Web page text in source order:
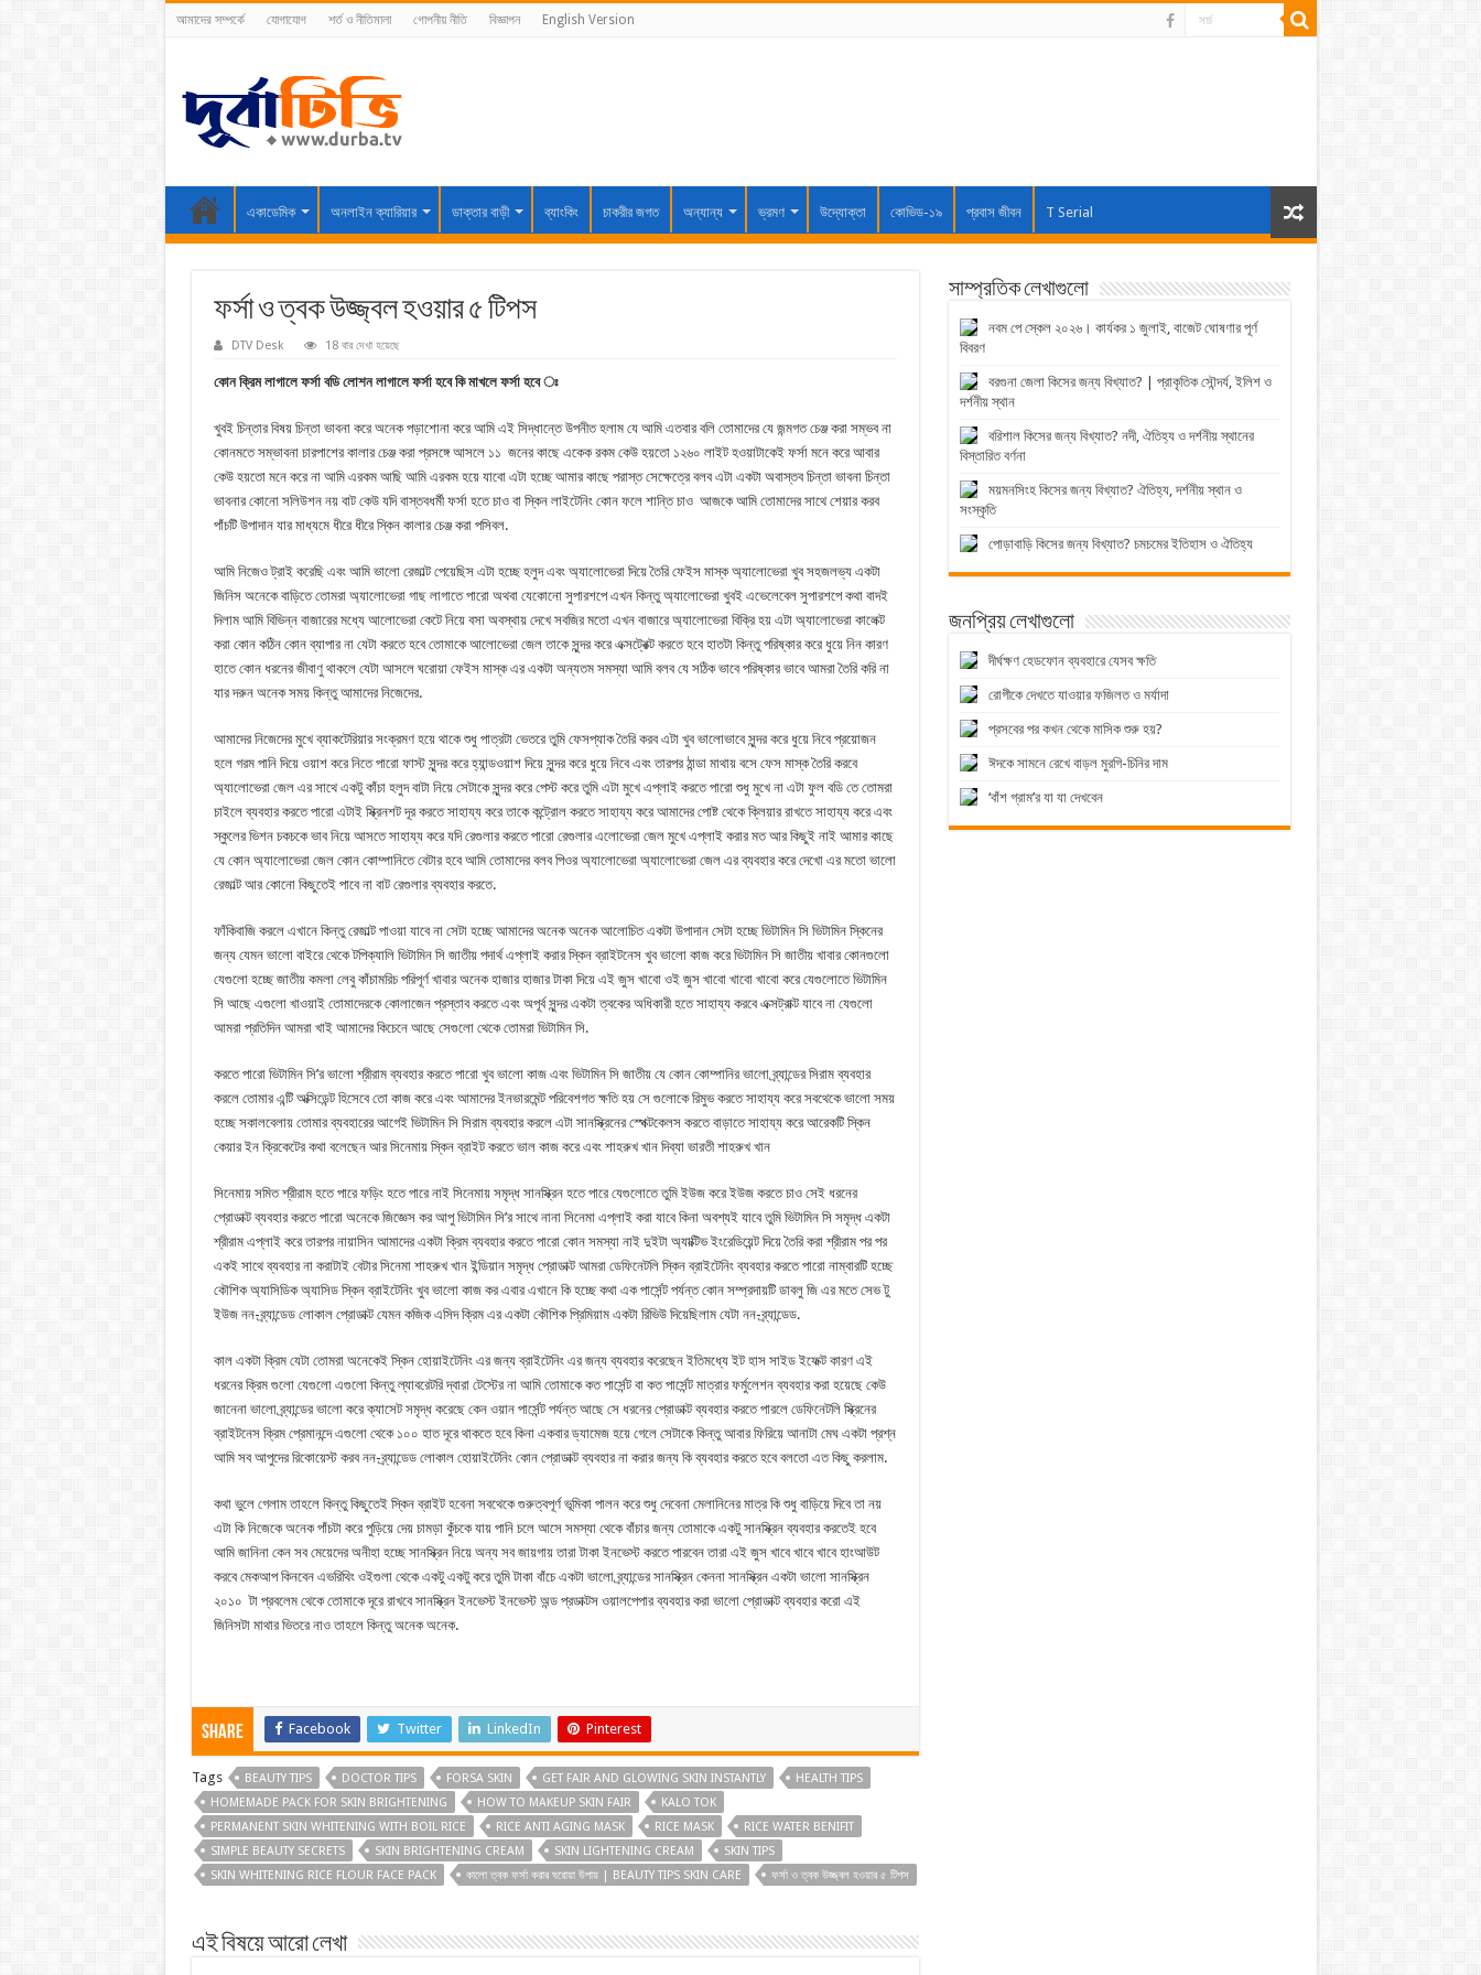
আমাদের সম্পর্কে যোগাযোগ শর্ত ও নীতিমালা গোপনীয় নীতি বিজ্ঞাপন English Version
একাডেমিক অনলাইন ক্যারিয়ার ডাক্তার বাড়ী ব্যাংকিং চাকরীর জগত অন্যান্য ভ্রমণ উদ্যোক্তা কোভিড-১৯ প্রবাস জীবন T Serial
ফর্সা ও ত্বক উজ্জ্বল হওয়ার ৫ টিপস
DTV Desk 18 বার দেখা হয়েছে
কোন ক্রিম লাগালে ফর্সা বডি লোশন লাগালে ফর্সা হবে কি মাখলে ফর্সা হবে ঃ
খুবই চিন্তার বিষয় চিন্তা ভাবনা করে অনেক পড়াশোনা করে আমি এই সিদ্ধান্তে উপনীত হলাম যে আমি এতবার বলি তোমাদের যে জন্মগত চেঞ্জ করা সম্ভব না
কোনমতে সম্ভাবনা চারপাশের কালার চেঞ্জ করা প্রসঙ্গে আসলে ১১ জনের কাছে একেক রকম কেউ হয়তো ১২৬০ লাইট হওয়াটাকেই ফর্সা মনে করে আবার
কেউ হয়তো মনে করে না আমি এরকম আছি আমি এরকম হয়ে যাবো এটা হচ্ছে আমার কাছে পরাস্ত সেক্ষেত্রে বলব এটা একটা অবাস্তব চিন্তা ভাবনা চিন্তা
ভাবনার কোনো সলিউশন নয় বাট কেউ যদি বাস্তবধর্মী ফর্সা হতে চাও বা স্কিন লাইটেনিং কোন ফলে শান্তি চাও আজকে আমি তোমাদের সাথে শেয়ার করব
পাঁচটি উপাদান যার মাধ্যমে ধীরে ধীরে স্কিন কালার চেঞ্জ করা পসিবল.
আমি নিজেও ট্রাই করেছি এবং আমি ভালো রেজাল্ট পেয়েছিস এটা হচ্ছে হলুদ এবং অ্যালোভেরা দিয়ে তৈরি ফেইস মাস্ক অ্যালোভেরা খুব সহজলভ্য একটা
জিনিস অনেকে বাড়িতে তোমরা অ্যালোভেরা গাছ লাগাতে পারো অথবা যেকোনো সুপারশপে এখন কিন্তু অ্যালোভেরা খুবই এভেলেবেল সুপারশপে কথা বাদই
দিলাম আমি বিভিন্ন বাজারের মধ্যে আলোভেরা কেটে নিয়ে বসা অবস্থায় দেখে সবজির মতো এখন বাজারে অ্যালোভেরা বিক্রি হয় এটা অ্যালোভেরা কালেক্ট
করা কোন কঠিন কোন ব্যাপার না যেটা করতে হবে তোমাকে আলোভেরা জেল তাকে সুন্দর করে এক্সট্রেক্ট করতে হবে হাতটা কিন্তু পরিষ্কার করে ধুয়ে নিন কারণ
হাতে কোন ধরনের জীবাণু থাকলে যেটা আসলে ঘরোয়া ফেইস মাস্ক এর একটা অন্যতম সমস্যা আমি বলব যে সঠিক ভাবে পরিষ্কার ভাবে আমরা তৈরি করি না
যার দরুন অনেক সময় কিন্তু আমাদের নিজেদের.
আমাদের নিজেদের মুখে ব্যাকটেরিয়ার সংক্রমণ হয়ে থাকে শুধু পাত্রটা ভেতরে তুমি ফেসপ্যাক তৈরি করব এটা খুব ভালোভাবে সুন্দর করে ধুয়ে নিবে প্রয়োজন
হলে গরম পানি দিয়ে ওয়াশ করে নিতে পারো ফাস্ট সুন্দর করে হ্যান্ডওয়াশ দিয়ে সুন্দর করে ধুয়ে নিবে এবং তারপর ঠান্ডা মাথায় বসে ফেস মাস্ক তৈরি করবে
অ্যালোভেরা জেল এর সাথে একটু কাঁচা হলুদ বাটা নিয়ে সেটাকে সুন্দর করে পেস্ট করে তুমি এটা মুখে এপ্লাই করতে পারো শুধু মুখে না এটা ফুল বডি তে তোমরা
চাইলে ব্যবহার করতে পারো এটাই স্ক্রিনশট দূর করতে সাহায্য করে তাকে কন্ট্রোল করতে সাহায্য করে আমাদের পোষ্ট থেকে ক্লিয়ার রাখতে সাহায্য করে এবং
স্কুলের ভিশন চকচকে ভাব নিয়ে আসতে সাহায্য করে যদি রেগুলার করতে পারো রেগুলার এলোভেরা জেল মুখে এপ্লাই করার মত আর কিছুই নাই আমার কাছে
যে কোন অ্যালোভেরা জেল কোন কোম্পানিতে বেটার হবে আমি তোমাদের বলব পিওর অ্যালোভেরা অ্যালোভেরা জেল এর ব্যবহার করে দেখো এর মতো ভালো
রেজাল্ট আর কোনো কিছুতেই পাবে না বাট রেগুলার ব্যবহার করতে.
ফাঁকিবাজি করলে এখানে কিন্তু রেজাল্ট পাওয়া যাবে না সেটা হচ্ছে আমাদের অনেক অনেক আলোচিত একটা উপাদান সেটা হচ্ছে ভিটামিন সি ভিটামিন স্কিনের
জন্য যেমন ভালো বাইরে থেকে টপিক্যালি ভিটামিন সি জাতীয় পদার্থ এপ্লাই করার স্কিন ব্রাইটনেস খুব ভালো কাজ করে ভিটামিন সি জাতীয় খাবার কোনগুলো
যেগুলো হচ্ছে জাতীয় কমলা লেবু কাঁচামরিচ পরিপূর্ণ খাবার অনেক হাজার হাজার টাকা দিয়ে এই জুস খাবো ওই জুস খাবো খাবো খাবো করে যেগুলোতে ভিটামিন
সি আছে এগুলো খাওয়াই তোমাদেরকে কোলাজেন প্রস্তাব করতে এবং অপূর্ব সুন্দর একটা ত্বকের অধিকারী হতে সাহায্য করবে এক্সট্রাক্ট যাবে না যেগুলো
আমরা প্রতিদিন আমরা খাই আমাদের কিচেনে আছে সেগুলো থেকে তোমরা ভিটামিন সি.
করতে পারো ভিটামিন সি’র ভালো শ্রীরাম ব্যবহার করতে পারো খুব ভালো কাজ এবং ভিটামিন সি জাতীয় যে কোন কোম্পানির ভালো ব্র্যান্ডের সিরাম ব্যবহার
করলে তোমার এন্টি অক্সিডেন্ট হিসেবে তো কাজ করে এবং আমাদের ইনভারমেন্ট পরিবেশগত ক্ষতি হয় সে গুলোকে রিমুভ করতে সাহায্য করে সবথেকে ভালো সময়
হচ্ছে সকালবেলায় তোমার ব্যবহারের আগেই ভিটামিন সি সিরাম ব্যবহার করলে এটা সানস্ক্রিনের স্পেক্টকেলস করতে বাড়াতে সাহায্য করে আরেকটি স্কিন
কেয়ার ইন ক্রিকেটের কথা বলেছেন আর সিনেমায় স্কিন ব্রাইট করতে ভাল কাজ করে এবং শাহরুখ খান দিব্যা ভারতী শাহরুখ খান
সিনেমায় সমিত শ্রীরাম হতে পারে ফড়িং হতে পারে নাই সিনেমায় সমৃদ্ধ সানস্ক্রিন হতে পারে যেগুলোতে তুমি ইউজ করে ইউজ করতে চাও সেই ধরনের
প্রোডাক্ট ব্যবহার করতে পারো অনেকে জিজ্ঞেস কর আপু ভিটামিন সি’র সাথে নানা সিনেমা এপ্লাই করা যাবে কিনা অবশ্যই যাবে তুমি ভিটামিন সি সমৃদ্ধ একটা
শ্রীরাম এপ্লাই করে তারপর নায়াসিন আমাদের একটা ক্রিম ব্যবহার করতে পারো কোন সমস্যা নাই দুইটা অ্যাক্টিভ ইংরেডিয়েন্ট দিয়ে তৈরি করা শ্রীরাম পর পর
একই সাথে ব্যবহার না করাটাই বেটার সিনেমা শাহরুখ খান ইন্ডিয়ান সমৃদ্ধ প্রোডাক্ট আমরা ডেফিনেটলি স্কিন ব্রাইটেনিং ব্যবহার করতে পারো নাম্বারটি হচ্ছে
কৌশিক অ্যাসিডিক অ্যাসিড স্কিন ব্রাইটেনিং খুব ভালো কাজ কর এবার এখানে কি হচ্ছে কথা এক পার্সেন্ট পর্যন্ত কোন সম্প্রদায়টি ডাবলু জি এর মতে সেভ টু
ইউজ নন-ব্র্যান্ডেড লোকাল প্রোডাক্ট যেমন কজিক এসিদ ক্রিম এর একটা কৌশিক প্রিমিয়াম একটা রিভিউ দিয়েছিলাম যেটা নন-ব্র্যান্ডেড.
কাল একটা ক্রিম যেটা তোমরা অনেকেই স্কিন হোয়াইটেনিং এর জন্য ব্রাইটেনিং এর জন্য ব্যবহার করেছেন ইতিমধ্যে ইট হাস সাইড ইফেক্ট কারণ এই
ধরনের ক্রিম গুলো যেগুলো এগুলো কিন্তু ল্যাবরেটরি দ্বারা টেস্টের না আমি তোমাকে কত পার্সেন্ট বা কত পার্সেন্ট মাত্রার ফর্মুলেশন ব্যবহার করা হয়েছে কেউ
জানেনা ভালো ব্র্যান্ডের ভালো করে ক্যাসেট সমৃদ্ধ করেছে কেন ওয়ান পার্সেন্ট পর্যন্ত আছে সে ধরনের প্রোডাক্ট ব্যবহার করতে পারলে ডেফিনেটলি স্ক্রিনের
ব্রাইটনেস ক্রিম প্রেমানন্দে এগুলো থেকে ১০০ হাত দূরে থাকতে হবে কিনা একবার ড্যামেজ হয়ে গেলে সেটাকে কিন্তু আবার ফিরিয়ে আনাটা মেঘ একটা প্রশ্ন
আমি সব আপুদের রিকোয়েস্ট করব নন-ব্র্যান্ডেড লোকাল হোয়াইটেনিং কোন প্রোডাক্ট ব্যবহার না করার জন্য কি ব্যবহার করতে হবে বলতো এত কিছু করলাম.
কথা ভুলে গেলাম তাহলে কিন্তু কিছুতেই স্কিন ব্রাইট হবেনা সবথেকে গুরুত্বপূর্ণ ভূমিকা পালন করে শুধু দেবেনা মেলানিনের মাত্র কি শুধু বাড়িয়ে দিবে তা নয়
এটা কি নিজেকে অনেক পাঁচটা করে পুড়িয়ে দেয় চামড়া কুঁচকে যায় পানি চলে আসে সমস্যা থেকে বাঁচার জন্য তোমাকে একটু সানস্ক্রিন ব্যবহার করতেই হবে
আমি জানিনা কেন সব মেয়েদের অনীহা হচ্ছে সানস্ক্রিন নিয়ে অন্য সব জায়গায় তারা টাকা ইনভেস্ট করতে পারবেন তারা এই জুস খাবে খাবে খাবে হাংআউট
করবে মেকআপ কিনবেন এভরিথিং ওইগুলা থেকে একটু একটু করে তুমি টাকা বাঁচে একটা ভালো ব্র্যান্ডের সানস্ক্রিন কেননা সানস্ক্রিন একটা ভালো সানস্ক্রিন
২০১০ টা প্রবলেম থেকে তোমাকে দূরে রাখবে সানস্ক্রিন ইনভেস্ট ইনভেস্ট অন্ড প্রডাক্টস ওয়ালপেপার ব্যবহার করা ভালো প্রোডাক্ট ব্যবহার করো এই
জিনিসটা মাথার ভিতরে নাও তাহলে কিন্তু অনেক অনেক.
Share Facebook Twitter LinkedIn Pinterest
Tags BEAUTY TIPS DOCTOR TIPS FORSA SKIN GET FAIR AND GLOWING SKIN INSTANTLY
HEALTH TIPS
HOMEMADE PACK FOR SKIN BRIGHTENING
HOW TO MAKEUP SKIN FAIR
KALO TOK
PERMANENT SKIN WHITENING WITH BOIL RICE
RICE ANTI AGING MASK RICE MASK
RICE WATER BENIFIT
SIMPLE BEAUTY SECRETS
SKIN BRIGHTENING CREAM SKIN LIGHTENING CREAM
SKIN TIPS
SKIN WHITENING RICE FLOUR FACE PACK
কালো ত্বক ফর্সা করার ঘরোয়া উপায় | BEAUTY TIPS SKIN CARE ফর্সা ও ত্বক উজ্জ্বল হওয়ার ৫ টিপস
এই বিষয়ে আরো লেখা
সাম্প্রতিক লেখাগুলো
নবম পে স্কেল ২০২৬। কার্যকর ১ জুলাই, বাজেট ঘোষণার পূর্ণ
বিবরণ
বরগুনা জেলা কিসের জন্য বিখ্যাত? | প্রাকৃতিক সৌন্দর্য, ইলিশ ও
দর্শনীয় স্থান
বরিশাল কিসের জন্য বিখ্যাত? নদী, ঐতিহ্য ও দর্শনীয় স্থানের
বিস্তারিত বর্ণনা
ময়মনসিংহ কিসের জন্য বিখ্যাত? ঐতিহ্য, দর্শনীয় স্থান ও
সংস্কৃতি
পোড়াবাড়ি কিসের জন্য বিখ্যাত? চমচমের ইতিহাস ও ঐতিহ্য
জনপ্রিয় লেখাগুলো
দীর্ঘক্ষণ হেডফোন ব্যবহারে যেসব ক্ষতি
রোগীকে দেখতে যাওয়ার ফজিলত ও মর্যাদা
প্রসবের পর কখন থেকে মাসিক শুরু হয়?
ঈদকে সামনে রেখে বাড়ল মুরগি-চিনির দাম
‘বাঁশ গ্রাম’র যা যা দেখবেন